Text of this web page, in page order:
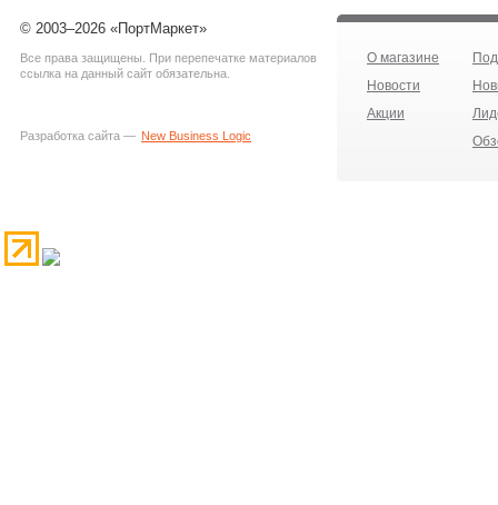
© 2003–2026 «ПортМаркет»
Все права защищены. При перепечатке материалов
ссылка на данный сайт обязательна.
Разработка сайта — New Business Logic
О магазине
Новости
Акции